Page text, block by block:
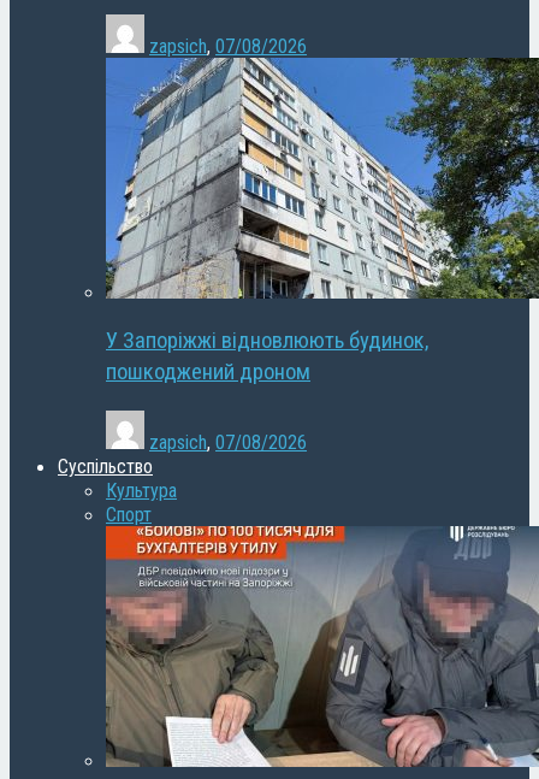
zapsich, 07/08/2026
У Запоріжжі відновлюють будинок,
пошкоджений дроном
zapsich, 07/08/2026
Суспільство
Культура
Спорт